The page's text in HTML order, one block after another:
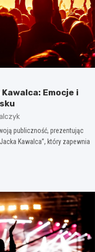
Emocje i
publiczność, prezentując
Kawalca”, który zapewnia